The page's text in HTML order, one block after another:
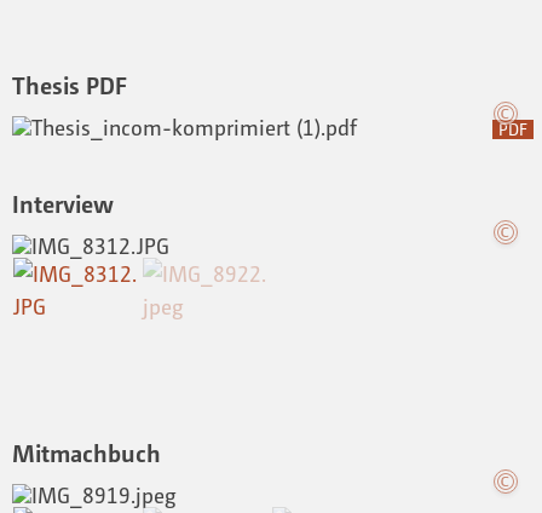
Thesis PDF
PDF
Interview
Mitmachbuch